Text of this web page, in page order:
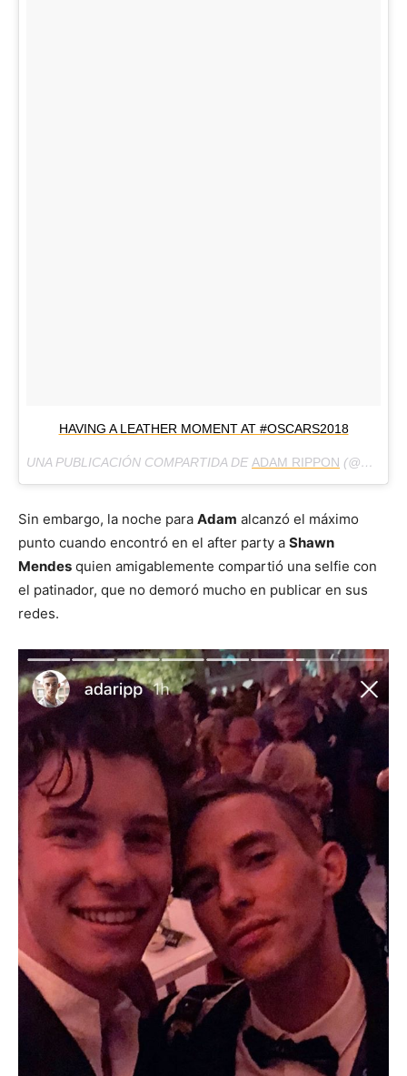
HAVING A LEATHER MOMENT AT #OSCARS2018
UNA PUBLICACIÓN COMPARTIDA DE ADAM RIPPON (@ADARIPP) EL
Sin embargo, la noche para Adam alcanzó el máximo
punto cuando encontró en el after party a Shawn
Mendes quien amigablemente compartió una selfie con
el patinador, que no demoró mucho en publicar en sus
redes.